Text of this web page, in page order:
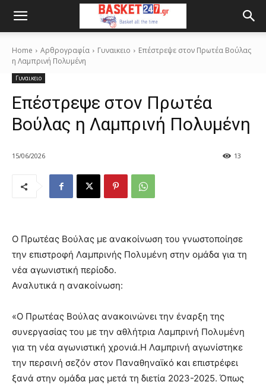
Home Αρθρογραφία Γυναικειο
Επέστρεψε στον Πρωτέα Βούλας
η Λαμπρινή Πολυμένη
Γυναικειο
Επέστρεψε στον Πρωτέα
Βούλας η Λαμπρινή Πολυμένη
15/06/2026 13
Ο Πρωτέας Βούλας με ανακοίνωση του γνωστοποίησε
την επιστροφή Λαμπρινής Πολυμένη στην ομάδα για τη
νέα αγωνιστική περίοδο.
Αναλυτικά η ανακοίνωση:
«Ο Πρωτέας Βούλας ανακοινώνει την έναρξη της
συνεργασίας του με την αθλήτρια Λαμπρινή Πολυμένη
για τη νέα αγωνιστική χρονιά.Η Λαμπρινή αγωνίστηκε
την περσινή σεζόν στον Παναθηναϊκό και επιστρέφει
ξανά στην ομάδα μας μετά τη διετία 2023-2025. Όπως